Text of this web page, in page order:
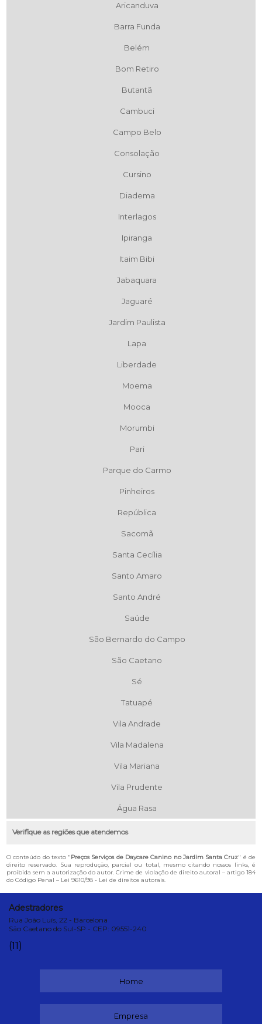
Aricanduva
Barra Funda
Belém
Bom Retiro
Butantã
Cambuci
Campo Belo
Consolação
Cursino
Diadema
Interlagos
Ipiranga
Itaim Bibi
Jabaquara
Jaguaré
Jardim Paulista
Lapa
Liberdade
Moema
Mooca
Morumbi
Pari
Parque do Carmo
Pinheiros
República
Sacomã
Santa Cecília
Santo Amaro
Santo André
Saúde
São Bernardo do Campo
São Caetano
Sé
Tatuapé
Vila Andrade
Vila Madalena
Vila Mariana
Vila Prudente
Água Rasa
Verifique as regiões que atendemos
O conteúdo do texto "Preços Serviços de Daycare Canino no Jardim Santa Cruz" é de
direito reservado. Sua reprodução, parcial ou total, mesmo citando nossos links, é
proibida sem a autorização do autor. Crime de violação de direito autoral – artigo 184
do Código Penal – Lei 9610/98 - Lei de direitos autorais.
Adestradores
Rua João Luís, 22 - Barcelona
São Caetano do Sul-SP - CEP: 09551-240
(11)
Home
Empresa